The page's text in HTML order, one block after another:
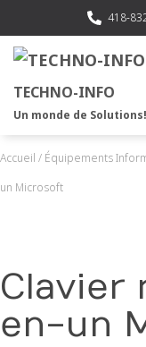
418-
TECHNO-INFO
Un monde de Solutions!
Accueil / Équipements
un Microsoft
Clavier
en-un